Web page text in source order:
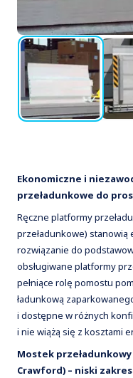
Ekonomiczne i
przeładunkowe do
Ręczne platformy
przeładunkowe)
rozwiązanie do
obsługiwane platformy
pełniące rolę pomostu
ładunkową
i dostępne w różnych
i nie wiążą się z kosztami
Mostek przeładunkowy
Crawford) – niski